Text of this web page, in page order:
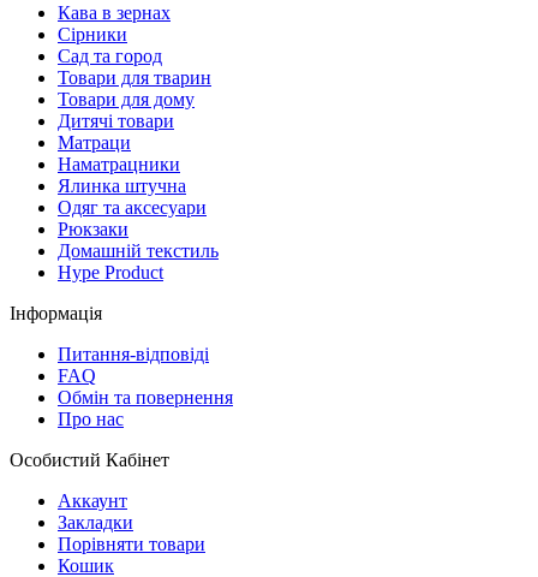
Кава в зернах
Сірники
Сад та город
Товари для тварин
Товари для дому
Дитячі товари
Матраци
Наматрацники
Ялинка штучна
Одяг та аксесуари
Рюкзаки
Домашній текстиль
Hype Product
Інформація
Питання-відповіді
FAQ
Обмін та повернення
Про нас
Особистий Кабінет
Аккаунт
Закладки
Порівняти товари
Кошик